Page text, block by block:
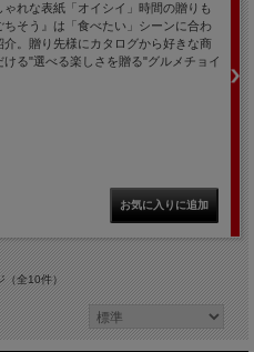
ゃれな表紙「オイシイ」時間の贈りも
ちそう』は「食べたい」シーンに合わ
介。贈り先様にカタログから好きな商
る"選べる楽しさを贈る"グルメチョイ
（全10件）